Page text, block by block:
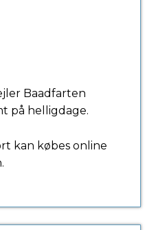
Baadfarten
på helligdage.
kan købes online